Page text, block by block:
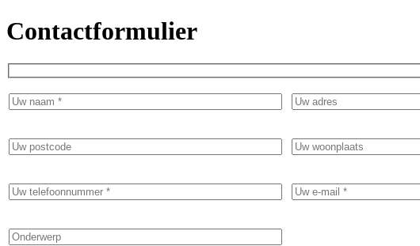
Contactformulier